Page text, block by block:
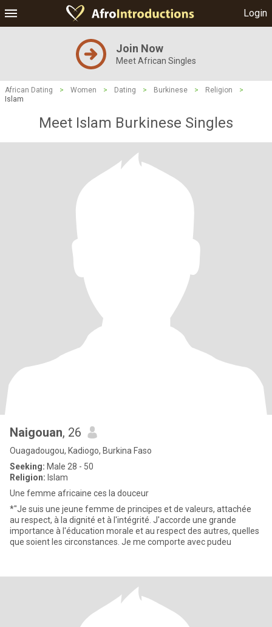
Login
Join Now
Meet African Singles
African Dating > Women > Dating > Burkinese > Religion
>
Islam
Meet Islam Burkinese Singles
Naigouan, 26
Ouagadougou, Kadiogo, Burkina Faso
Seeking: Male 28 - 50
Religion: Islam
Une femme africaine ces la douceur
*"Je suis une jeune femme de principes et de valeurs, attachée
au respect, à la dignité et à l'intégrité. J'accorde une grande
importance à l'éducation morale et au respect des autres, quelles
que soient les circonstances. Je me comporte avec pudeu